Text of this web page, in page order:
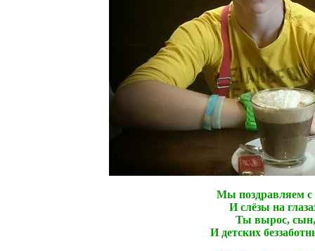
Мы поздравляем с
И слёзы на
Ты вырос, сын,
И детских